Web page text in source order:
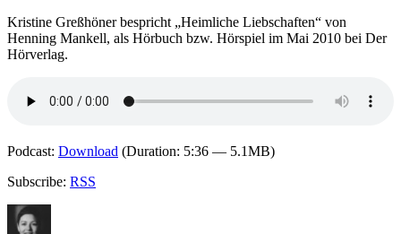
Kristine Greßhöner bespricht „Heimliche Liebschaften“ von
Henning Mankell, als Hörbuch bzw. Hörspiel im Mai 2010 bei Der
Hörverlag.
Podcast: Download (Duration: 5:36 — 5.1MB)
Subscribe: RSS